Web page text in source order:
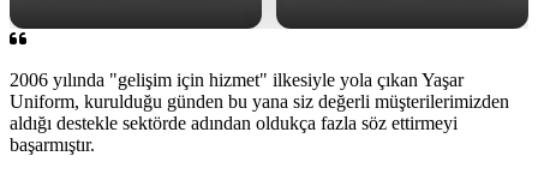
2006 yılında "gelişim için hizmet" ilkesiyle yola çıkan Yaşar
Uniform, kurulduğu günden bu yana siz değerli müşterilerimizden
aldığı destekle sektörde adından oldukça fazla söz ettirmeyi
başarmıştır.